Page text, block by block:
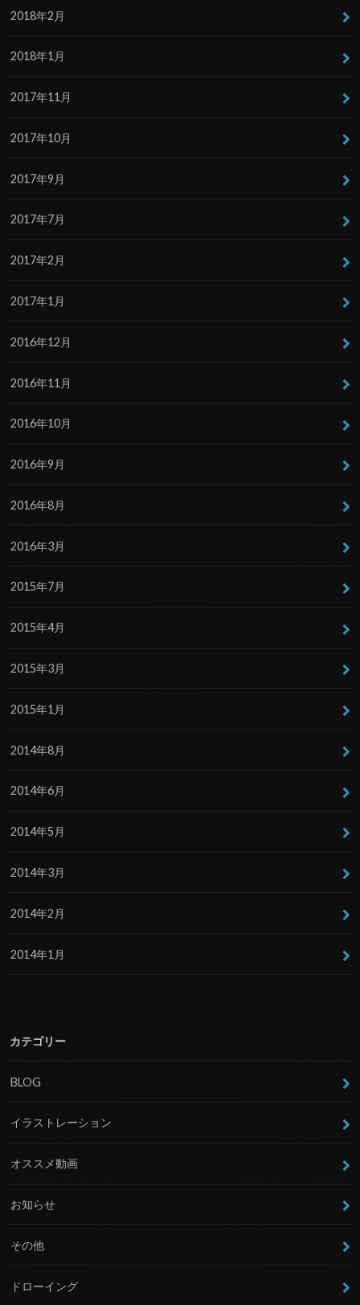
2018年2月
2018年1月
2017年11月
2017年10月
2017年9月
2017年7月
2017年2月
2017年1月
2016年12月
2016年11月
2016年10月
2016年9月
2016年8月
2016年3月
2015年7月
2015年4月
2015年3月
2015年1月
2014年8月
2014年6月
2014年5月
2014年3月
2014年2月
2014年1月
カテゴリー
BLOG
イラストレーション
オススメ動画
お知らせ
その他
ドローイング